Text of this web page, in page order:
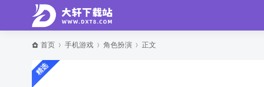
首页 手机游戏 角色扮演 正文
精选